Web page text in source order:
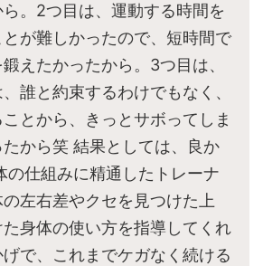
。2つ目は、運動する時間を
が難しかったので、短時間で
えたかったから。3つ目は、
誰と約束するわけでもなく、
とから、きっとサボってしま
から笑 結果としては、良か
の仕組みに精通したトレーナ
左右差やクセを見つけた上
身体の使い方を指導してくれ
で、これまでケガなく続ける